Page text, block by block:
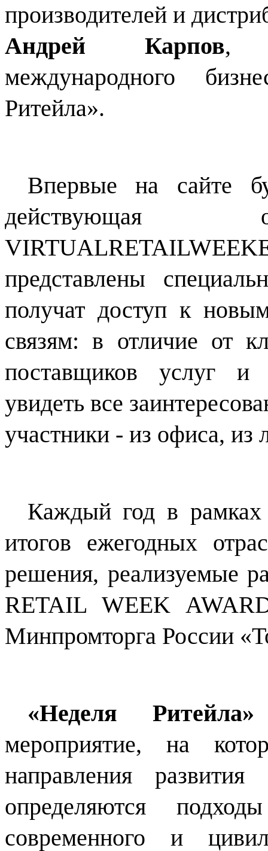
производителей и
Андрей Карпов,
международного
Ритейла».
Впервые на сайте
действующая
представлены
получат доступ к
связям: в отличие от
поставщиков услуг и
увидеть все
участники - из офиса,
Каждый год в рамках
итогов ежегодных
решения, реализуемые
RETAIL WEEK
Минпромторга России
«Неделя Ритейла»
мероприятие, на
направления
определяются
современного и